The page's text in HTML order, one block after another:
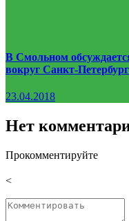
В Смольном
вокруг Санкт-
23.04.2018
Нет
Прокомментируйте
<